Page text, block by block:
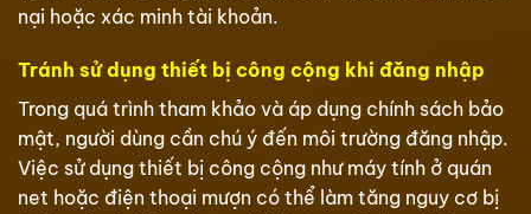
nại hoặc xác minh tài khoản.
Tránh sử dụng thiết bị công cộng khi đăng nhập
Trong quá trình tham khảo và áp dụng chính sách bảo
mật, người dùng cần chú ý đến môi trường đăng nhập.
Việc sử dụng thiết bị công cộng như máy tính ở quán
net hoặc điện thoại mượn có thể làm tăng nguy cơ bị